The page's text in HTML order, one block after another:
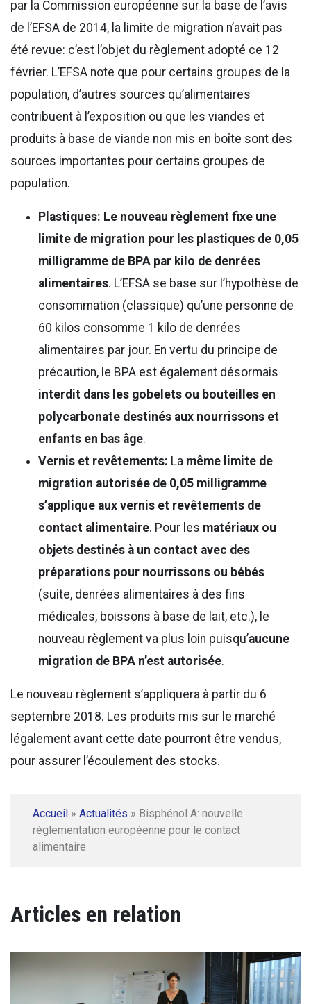
par la Commission européenne sur la base de l’avis
de l’EFSA de 2014, la limite de migration n’avait pas
été revue: c’est l’objet du règlement adopté ce 12
février. L’EFSA note que pour certains groupes de la
population, d’autres sources qu’alimentaires
contribuent à l’exposition ou que les viandes et
produits à base de viande non mis en boîte sont des
sources importantes pour certains groupes de
population.
Plastiques: Le nouveau règlement fixe une
limite de migration pour les plastiques de 0,05
milligramme de BPA par kilo de denrées
alimentaires. L’EFSA se base sur l’hypothèse de
consommation (classique) qu’une personne de
60 kilos consomme 1 kilo de denrées
alimentaires par jour. En vertu du principe de
précaution, le BPA est également désormais
interdit dans les gobelets ou bouteilles en
polycarbonate destinés aux nourrissons et
enfants en bas âge.
Vernis et revêtements: La même limite de
migration autorisée de 0,05 milligramme
s’applique aux vernis et revêtements de
contact alimentaire. Pour les matériaux ou
objets destinés à un contact avec des
préparations pour nourrissons ou bébés
(suite, denrées alimentaires à des fins
médicales, boissons à base de lait, etc.), le
nouveau règlement va plus loin puisqu’aucune
migration de BPA n’est autorisée.
Le nouveau règlement s’appliquera à partir du 6
septembre 2018. Les produits mis sur le marché
légalement avant cette date pourront être vendus,
pour assurer l’écoulement des stocks.
Accueil » Actualités » Bisphénol A: nouvelle
réglementation européenne pour le contact
alimentaire
Articles en relation